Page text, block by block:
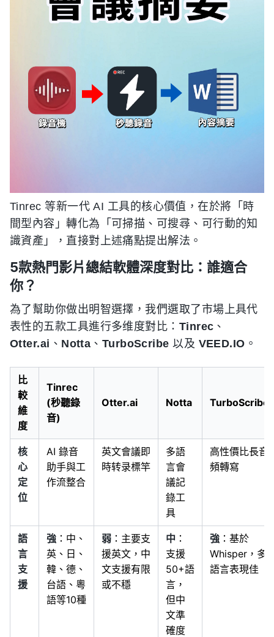
Tinrec 等新一代 AI 工具的核心價值，在於將「時
間型內容」轉化為「可掃描、可搜尋、可行動的知
識資產」，直接對上述痛點提出解法。
5款熱門影片總結軟體深度對比：誰適合
你？
為了幫助你做出明智選擇，我們選取了市場上具代
表性的五款工具進行多维度對比： Tinrec 、
Otter.ai 、 Notta 、 TurboScribe 以及 VEED.IO 。
比
較
維
度
Tinrec
(秒聽錄
音)
Otter.ai Notta TurboScribe
核
心
定
位
AI 錄音
助手與工
作流整合
英文會議即
時转录標竿
多語
言會
議記
錄工
具
高性價比長音
頻轉寫
語
言
支
援
強 ：中、
英、日、
韓、德、
台語、粵
語等10種
弱 ：主要支
援英文，中
文支援有限
或不穩
中 ：
支援
50+語
言，
但中
文準
確度
強 ：基於
Whisper，多
語言表現佳